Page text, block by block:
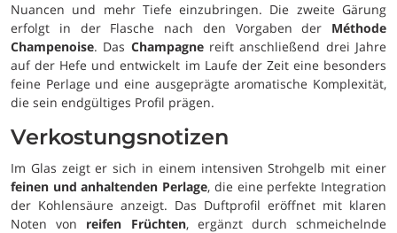
Nuancen und mehr Tiefe einzubringen. Die zweite Gärung
erfolgt in der Flasche nach den Vorgaben der Méthode
Champenoise. Das Champagnereift anschließend drei Jahre
auf der Hefe und entwickelt im Laufe der Zeit eine besonders
feine Perlage und eine ausgeprägte aromatische Komplexität,
die sein endgültiges Profil prägen.
Verkostungsnotizen
Im Glas zeigt er sich in einem intensiven Strohgelb mit einer
feinen und anhaltenden Perlage, die eine perfekte Integration
der Kohlensäure anzeigt. Das Duftprofil eröffnet mit klaren
Noten von reifen Früchten, ergänzt durch schmeichelnde